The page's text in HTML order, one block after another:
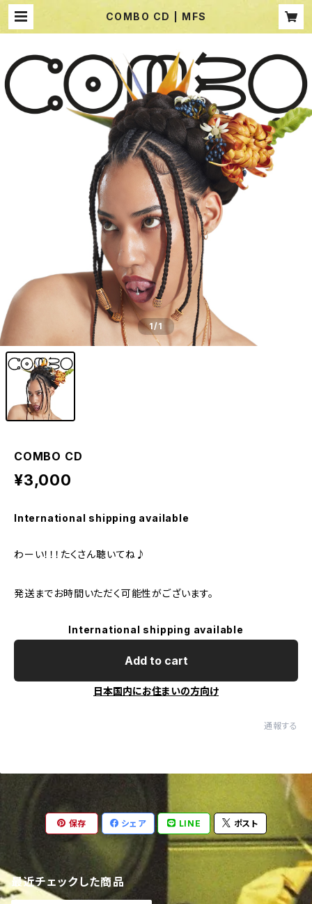
COMBO CD | MFS
1/1
COMBO CD
¥3,000
International shipping available
わーい！！！たくさん聴いてね♪
発送までお時間いただく可能性がございます。
International shipping available
Add to cart
日本国内にお住まいの方向け
通報する
保存 シェア LINE ポスト
最近チェックした商品